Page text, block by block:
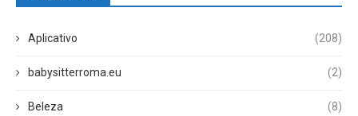
Aplicativo (208)
babysitterroma.eu (2)
Beleza (8)